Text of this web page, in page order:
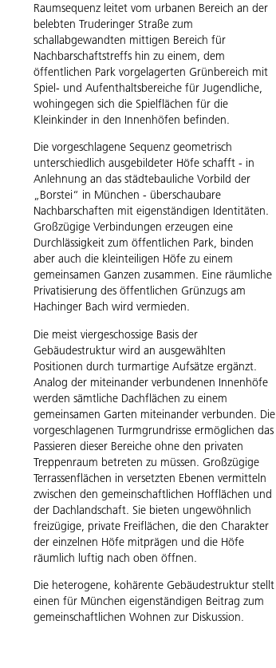
Raumsequenz leitet vom urbanen Bereich an der
belebten Truderinger Straße zum
schallabgewandten mittigen Bereich für
Nachbarschaftstreffs hin zu einem, dem
öffentlichen Park vorgelagerten Grünbereich mit
Spiel- und Aufenthaltsbereiche für Jugendliche,
wohingegen sich die Spielflächen für die
Kleinkinder in den Innenhöfen befinden.
Die vorgeschlagene Sequenz geometrisch
unterschiedlich ausgebildeter Höfe schafft - in
Anlehnung an das städtebauliche Vorbild der
„Borstei“ in München - überschaubare
Nachbarschaften mit eigenständigen Identitäten.
Großzügige Verbindungen erzeugen eine
Durchlässigkeit zum öffentlichen Park, binden
aber auch die kleinteiligen Höfe zu einem
gemeinsamen Ganzen zusammen. Eine räumliche
Privatisierung des öffentlichen Grünzugs am
Hachinger Bach wird vermieden.
Die meist viergeschossige Basis der
Gebäudestruktur wird an ausgewählten
Positionen durch turmartige Aufsätze ergänzt.
Analog der miteinander verbundenen Innenhöfe
werden sämtliche Dachflächen zu einem
gemeinsamen Garten miteinander verbunden. Die
vorgeschlagenen Turmgrundrisse ermöglichen das
Passieren dieser Bereiche ohne den privaten
Treppenraum betreten zu müssen. Großzügige
Terrassenflächen in versetzten Ebenen vermitteln
zwischen den gemeinschaftlichen Hofflächen und
der Dachlandschaft. Sie bieten ungewöhnlich
freizügige, private Freiflächen, die den Charakter
der einzelnen Höfe mitprägen und die Höfe
räumlich luftig nach oben öffnen.
Die heterogene, kohärente Gebäudestruktur stellt
einen für München eigenständigen Beitrag zum
gemeinschaftlichen Wohnen zur Diskussion.